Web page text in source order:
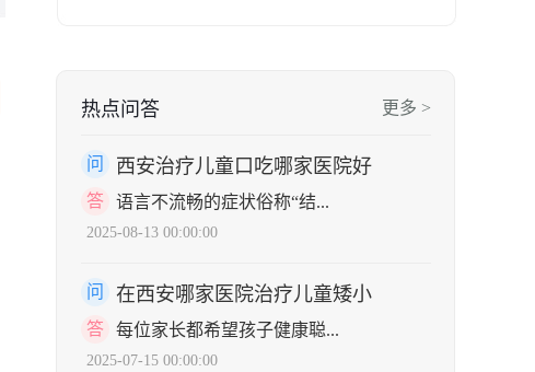
热点问答 更多 >
问 西安治疗儿童口吃哪家医院好
答 语言不流畅的症状俗称“结...
2025-08-13 00:00:00
问 在西安哪家医院治疗儿童矮小
答 每位家长都希望孩子健康聪...
2025-07-15 00:00:00